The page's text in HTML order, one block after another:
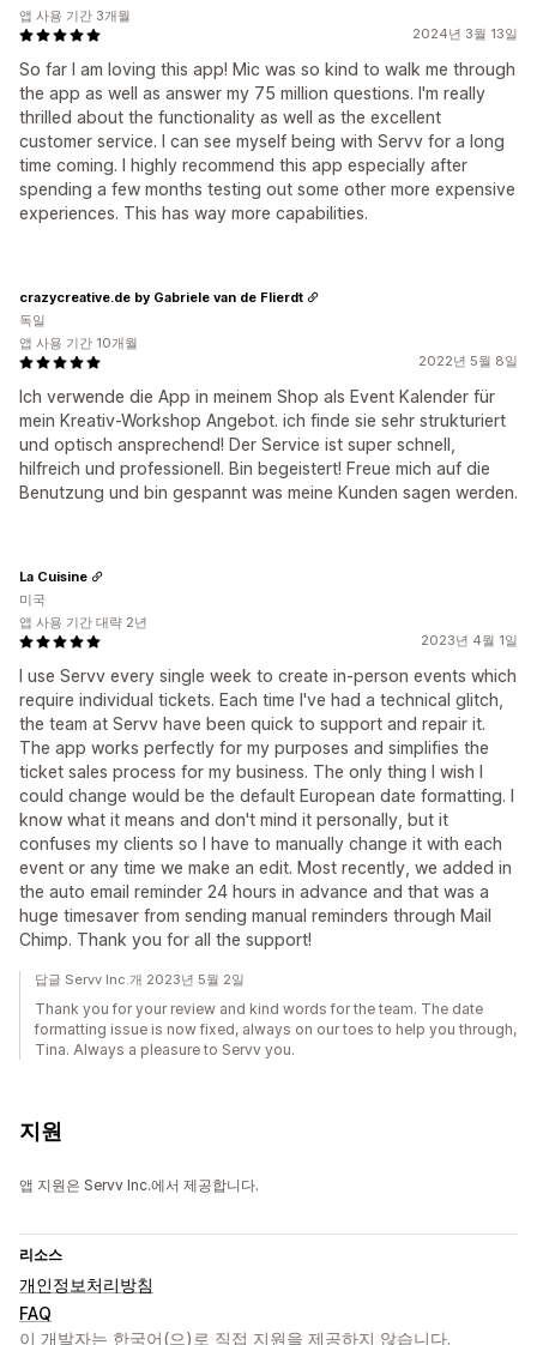
2024년 3월 13일
So far I am loving this app! Mic was so kind to walk me through
the app as well as answer my 75 million questions. I'm really
thrilled about the functionality as well as the excellent
customer service. I can see myself being with Servv for a long
time coming. I highly recommend this app especially after
spending a few months testing out some other more expensive
experiences. This has way more capabilities.
앱 사용 기간 3개월
2022년 5월 8일
Ich verwende die App in meinem Shop als Event Kalender für
mein Kreativ-Workshop Angebot. ich finde sie sehr strukturiert
und optisch ansprechend! Der Service ist super schnell,
hilfreich und professionell. Bin begeistert! Freue mich auf die
Benutzung und bin gespannt was meine Kunden sagen werden.
crazycreative.de by Gabriele van de Flierdt
독일
앱 사용 기간 10개월
2023년 4월 1일
I use Servv every single week to create in-person events which
require individual tickets. Each time I've had a technical glitch,
the team at Servv have been quick to support and repair it.
The app works perfectly for my purposes and simplifies the
ticket sales process for my business. The only thing I wish I
could change would be the default European date formatting. I
know what it means and don't mind it personally, but it
confuses my clients so I have to manually change it with each
event or any time we make an edit. Most recently, we added in
the auto email reminder 24 hours in advance and that was a
huge timesaver from sending manual reminders through Mail
Chimp. Thank you for all the support!
La Cuisine
미국
앱 사용 기간 대략 2년
답글 Servv Inc.개 2023년 5월 2일
Thank you for your review and kind words for the team. The date
formatting issue is now fixed, always on our toes to help you through,
Tina. Always a pleasure to Servv you.
지원
앱 지원은 Servv Inc.에서 제공합니다.
리소스
개인정보처리방침
FAQ
이 개발자는 한국어(으)로 직접 지원을 제공하지 않습니다.